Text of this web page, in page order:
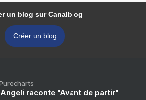
un blog sur Canalblog
Créer un blog
Angeli raconte "Avant de partir"